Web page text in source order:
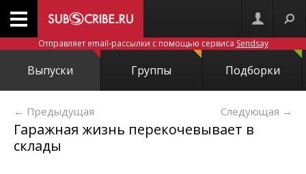
Отправляет email-рассылки с помощью сервиса Sendsay
Выпуски Группы Подборки
← Предыдущая Следующая →
Гаражная жизнь перекочевывает в
склады